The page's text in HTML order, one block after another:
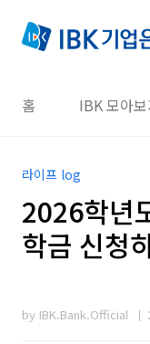
홈 IBK 모아보
라이프 log
2026학년
학금 신청
by IBK.Bank.Official